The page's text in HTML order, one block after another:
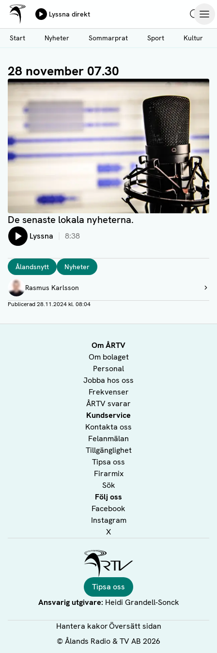
Hoppa
till
huvudinnehåll
Ålands Radio & TV
Lyssna direkt
Start
Nyheter Sommarprat Sport Kultur
28 november 07.30
De senaste lokala nyheterna.
Lyssna 8:38
Taggar
Ålandsnytt Nyheter
Författare
Rasmus Karlsson
Visa profil
Publicerad28.11.2024 kl. 08:04
Om ÅRTV
Om bolaget
Personal
Jobba hos oss
Frekvenser
ÅRTV svarar
Kundservice
Kontakta oss
Felanmälan
Tillgänglighet
Tipsa oss
Firarmix
Sök
Följ oss
Facebook
Instagram
X
Tipsa oss
Ansvarig utgivare: Heidi Grandell-Sonck
Hantera kakorÖversätt sidan
©Ålands Radio & TV AB 2026